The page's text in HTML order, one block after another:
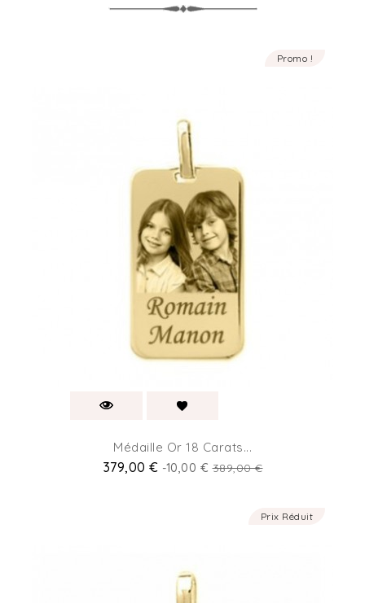
Promo !
Médaille Or 18 Carats...
379,00 € -10,00 € 389,00 €
Prix Réduit